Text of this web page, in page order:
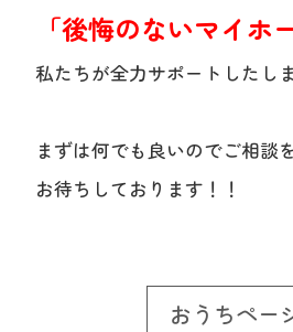
「後悔のないマイホ
私たちが全力サポートしたし
まずは何でも良いのでご相談
お待ちしております！！
おうちペー